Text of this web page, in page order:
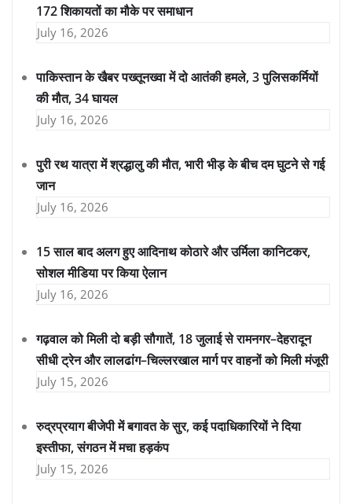
172 शिकायतों का मौके पर समाधान
July 16, 2026
पाकिस्तान के खैबर पख्तूनख्वा में दो आतंकी हमले, 3 पुलिसकर्मियों
की मौत, 34 घायल
July 16, 2026
पुरी रथ यात्रा में श्रद्धालु की मौत, भारी भीड़ के बीच दम घुटने से गई
जान
July 16, 2026
15 साल बाद अलग हुए आदिनाथ कोठारे और उर्मिला कानिटकर,
सोशल मीडिया पर किया ऐलान
July 16, 2026
गढ़वाल को मिली दो बड़ी सौगातें, 18 जुलाई से रामनगर–देहरादून
सीधी ट्रेन और लालढांग–चिल्लरखाल मार्ग पर वाहनों को मिली मंजूरी
July 15, 2026
रुद्रप्रयाग बीजेपी में बगावत के सुर, कई पदाधिकारियों ने दिया
इस्तीफा, संगठन में मचा हड़कंप
July 15, 2026